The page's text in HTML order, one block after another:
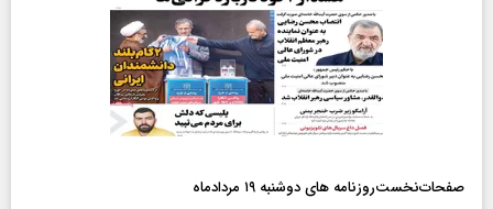
صفحات‌نخست‌روزنامه ها‌ی دوشنبه ۱۹ مردادماه